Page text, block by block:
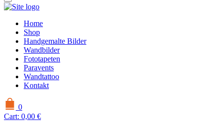
Home
Shop
Handgemalte Bilder
Wandbilder
Fototapeten
Paravents
Wandtattoo
Kontakt
0
Cart: 0,00 €